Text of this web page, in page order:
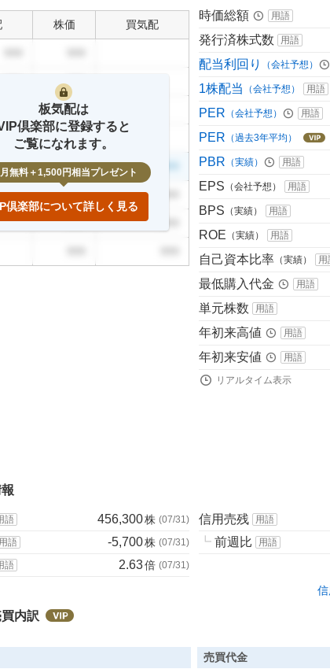
株価 買気配
999
999 999
999
999
999
板気配は
倶楽部に登録すると
ご覧になれます。
無料＋1,500円相当プレゼント
倶楽部について詳しく見る
時価総額 用語
発行済株式数 用語
配当利回り （会社予想）
1株配当 （会社予想） 用語
PER （会社予想） 用語
PER （過去3年平均）
PBR （実績） 用語
EPS （会社予想） 用語
BPS （実績） 用語
ROE （実績） 用語
自己資本比率 （実績） 用
最低購入代金 用語
単元株数 用語
年初来高値 用語
年初来安値 用語
リアルタイム表示
語 456,300株 (07/31 )
用語 -5,700株 (07/31 )
語 2.63倍 (07/31 )
信用売残 用語
┗ 前週比 用語
内訳
売買代金